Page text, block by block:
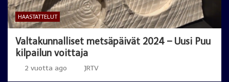
HAASTATTELUT
Valtakunnalliset metsäpäivät 2024 – Uusi Puu
kilpailun voittaja
2 vuotta ago JRTV